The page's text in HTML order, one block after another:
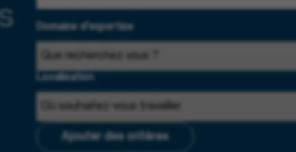
Domaine d'expertise
Localisation
Ajouter des critères